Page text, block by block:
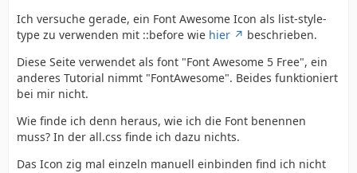
Ich versuche gerade, ein Font Awesome Icon als list-style-
type zu verwenden mit ::before wie hier
beschrieben.
Diese Seite verwendet als font "Font Awesome 5 Free", ein
anderes Tutorial nimmt "FontAwesome". Beides funktioniert
bei mir nicht.
Wie finde ich denn heraus, wie ich die Font benennen
muss? In der all.css finde ich dazu nichts.
Das Icon zig mal einzeln manuell einbinden find ich nicht